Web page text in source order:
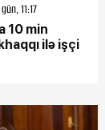
11:17
10 min
ilə işçi